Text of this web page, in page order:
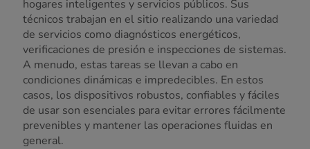
hogares inteligentes y servicios públicos. Sus
técnicos trabajan en el sitio realizando una variedad
de servicios como diagnósticos energéticos,
verificaciones de presión e inspecciones de sistemas.
A menudo, estas tareas se llevan a cabo en
condiciones dinámicas e impredecibles. En estos
casos, los dispositivos robustos, confiables y fáciles
de usar son esenciales para evitar errores fácilmente
prevenibles y mantener las operaciones fluidas en
general.